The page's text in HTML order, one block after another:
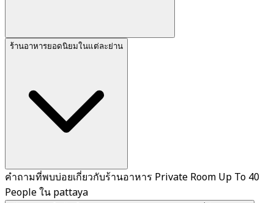
ร้านอาหารยอดนิยมในแต่ละย่าน
คำถามที่พบบ่อยเกี่ยวกับร้านอาหาร Private Room Up To 40
People ใน pattaya